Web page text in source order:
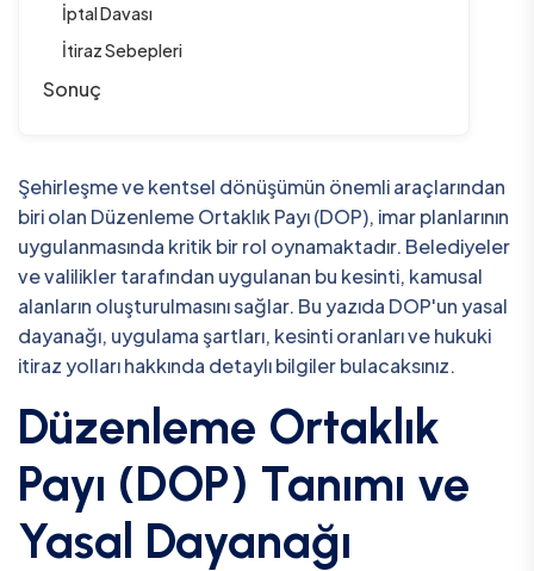
İptal Davası
İtiraz Sebepleri
Sonuç
Şehirleşme ve kentsel dönüşümün önemli araçlarından
biri olan Düzenleme Ortaklık Payı (DOP), imar planlarının
uygulanmasında kritik bir rol oynamaktadır. Belediyeler
ve valilikler tarafından uygulanan bu kesinti, kamusal
alanların oluşturulmasını sağlar. Bu yazıda DOP'un yasal
dayanağı, uygulama şartları, kesinti oranları ve hukuki
itiraz yolları hakkında detaylı bilgiler bulacaksınız.
Düzenleme Ortaklık
Payı (DOP) Tanımı ve
Yasal Dayanağı